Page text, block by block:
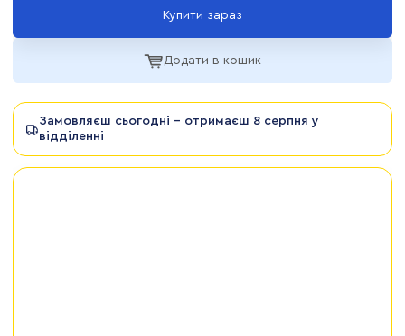
Додати в кошик
Замовляєш сьогодні - отримаєш 8 серпня у
відділенні
Купити зараз